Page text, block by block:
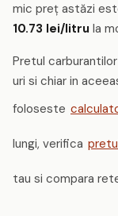
mic preț astăzi
10.73 lei/litru la
Pretul
uri si chiar in
foloseste
lungi, verifica
tau si compara